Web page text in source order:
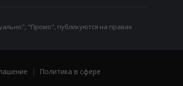
"Промо", публикуются на правах
|
Политика в сфере